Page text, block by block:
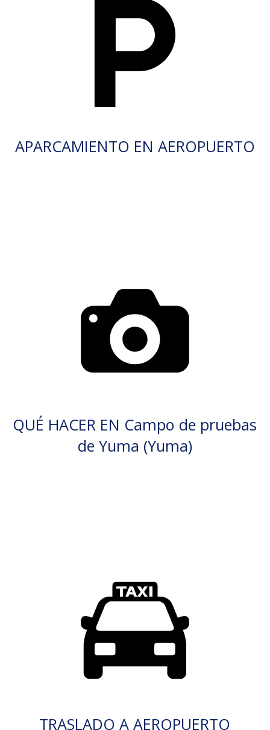
APARCAMIENTO EN AEROPUERTO
QUÉ HACER EN Campo de pruebas
de Yuma (Yuma)
TRASLADO A AEROPUERTO